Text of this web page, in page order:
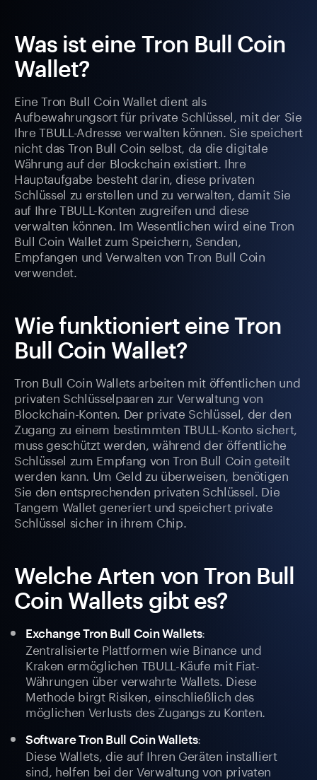
Was ist eine Tron Bull Coin
Wallet?
Eine Tron Bull Coin Wallet dient als
Aufbewahrungsort für private Schlüssel, mit der Sie
Ihre TBULL-Adresse verwalten können. Sie speichert
nicht das Tron Bull Coin selbst, da die digitale
Währung auf der Blockchain existiert. Ihre
Hauptaufgabe besteht darin, diese privaten
Schlüssel zu erstellen und zu verwalten, damit Sie
auf Ihre TBULL-Konten zugreifen und diese
verwalten können. Im Wesentlichen wird eine Tron
Bull Coin Wallet zum Speichern, Senden,
Empfangen und Verwalten von Tron Bull Coin
verwendet.
Wie funktioniert eine Tron
Bull Coin Wallet?
Tron Bull Coin Wallets arbeiten mit öffentlichen und
privaten Schlüsselpaaren zur Verwaltung von
Blockchain-Konten. Der private Schlüssel, der den
Zugang zu einem bestimmten TBULL-Konto sichert,
muss geschützt werden, während der öffentliche
Schlüssel zum Empfang von Tron Bull Coin geteilt
werden kann. Um Geld zu überweisen, benötigen
Sie den entsprechenden privaten Schlüssel. Die
Tangem Wallet generiert und speichert private
Schlüssel sicher in ihrem Chip.
Welche Arten von Tron Bull
Coin Wallets gibt es?
Exchange Tron Bull Coin Wallets:
Zentralisierte Plattformen wie Binance und
Kraken ermöglichen TBULL-Käufe mit Fiat-
Währungen über verwahrte Wallets. Diese
Methode birgt Risiken, einschließlich des
möglichen Verlusts des Zugangs zu Konten.
Software Tron Bull Coin Wallets:
Diese Wallets, die auf Ihren Geräten installiert
sind, helfen bei der Verwaltung von privaten